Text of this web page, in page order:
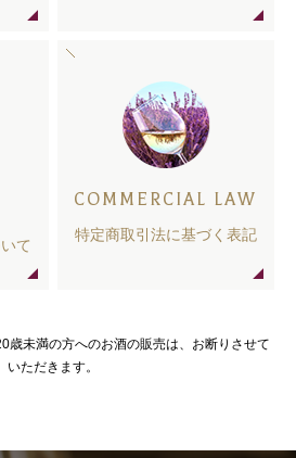
て
COMMERCIAL LAW
特定商取引法に基づく表記
歳未満の方へのお酒の販売は、お断りさせて
いただきます。